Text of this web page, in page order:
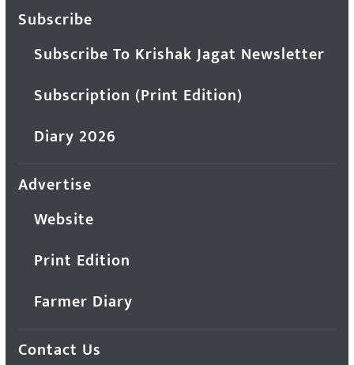
Subscribe
Subscribe To Krishak Jagat Newsletter
Subscription (Print Edition)
Diary 2026
Advertise
Website
Print Edition
Farmer Diary
Contact Us